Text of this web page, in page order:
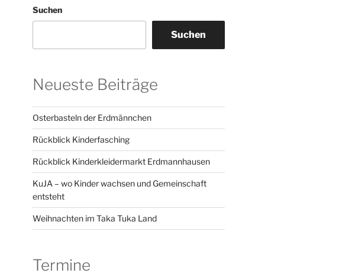
Suchen
Suchen
Neueste Beiträge
Osterbasteln der Erdmännchen
Rückblick Kinderfasching
Rückblick Kinderkleidermarkt Erdmannhausen
KuJA – wo Kinder wachsen und Gemeinschaft
entsteht
Weihnachten im Taka Tuka Land
Termine